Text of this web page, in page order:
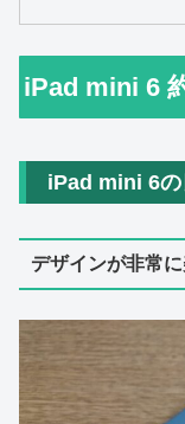
iPad mini 6
iPad mini 6の
デザインが非常